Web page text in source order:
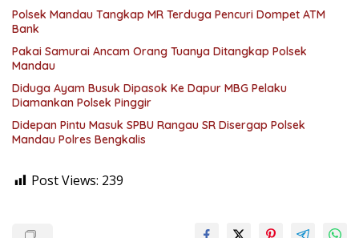
Polsek Mandau Tangkap MR Terduga Pencuri Dompet ATM
Bank
Pakai Samurai Ancam Orang Tuanya Ditangkap Polsek
Mandau
Diduga Ayam Busuk Dipasok Ke Dapur MBG Pelaku
Diamankan Polsek Pinggir
Didepan Pintu Masuk SPBU Rangau SR Disergap Polsek
Mandau Polres Bengkalis
Post Views: 239